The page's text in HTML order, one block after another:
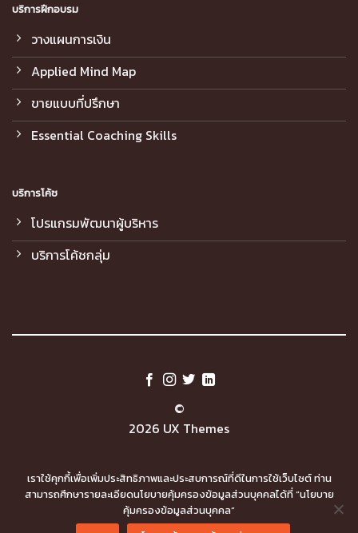
บริการฝึกอบรม
วางแผนการเงิน
Applied Mind Map
ขายแบบที่ปรึกษา
Essential Coaching Skills
บริการโค้ช
โปรแกรมพัฒนาผู้บริหาร
บริการโค้ชกลุ่ม
©
2026 UX Themes
เราใช้คุกกี้เพื่อเพิ่มประสิทธิภาพและประสบการณ์ที่ดีในการใช้เว็บไซต์ ท่าน
สามารถศึกษารายละเอียดนโยบายคุ้มครองข้อมูลส่วนบุคคลได้ที่ “นโยบาย
คุ้มครองข้อมูลส่วนบุคคล”